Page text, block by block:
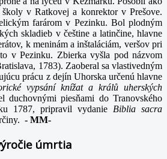
v Ratkovej a konrektor v Prešove.
farárom v Pezinku. Bol plodným
skladieb v češtine a latinčine, hlavne
k meninám a inštaláciám, veršov pri
v Pezinku. Zbierka vyšla pod názvom
1783). Zaoberal sa vlastivedným
prácu z dejín Uhorska určenú hlavne
vypsání knížat a králů uherských
duchovnými piesňami do Tranovského
1787, pripravil vydanie Biblia sacra
- MM-
úmrtia